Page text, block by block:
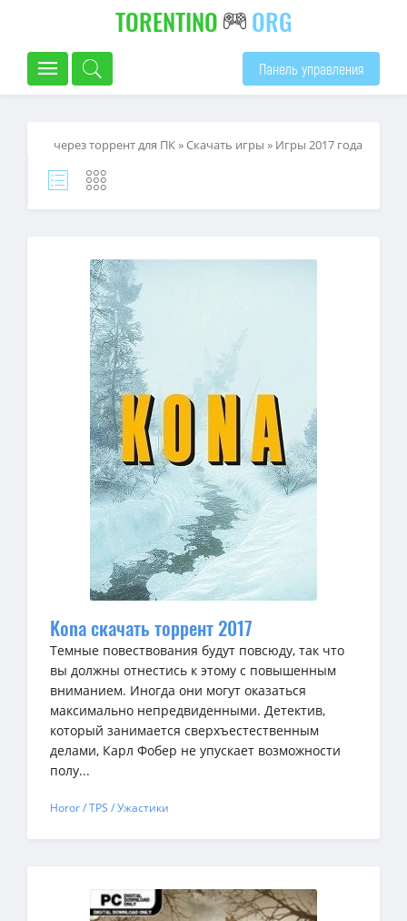
TORENTINO ORG
Панель управления
через торрент для ПК»Скачать игры » Игры 2017 года
Kona скачать торрент 2017
Темные повествования будут повсюду, так что
вы должны отнестись к этому с повышенным
вниманием. Иногда они могут оказаться
максимально непредвиденными. Детектив,
который занимается сверхъестественным
делами, Карл Фобер не упускает возможности
полу...
Horor / TPS / Ужастики